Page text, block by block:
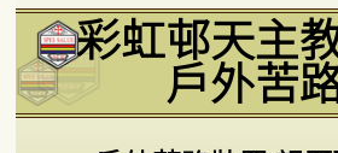
彩虹邨天主
戶外苦